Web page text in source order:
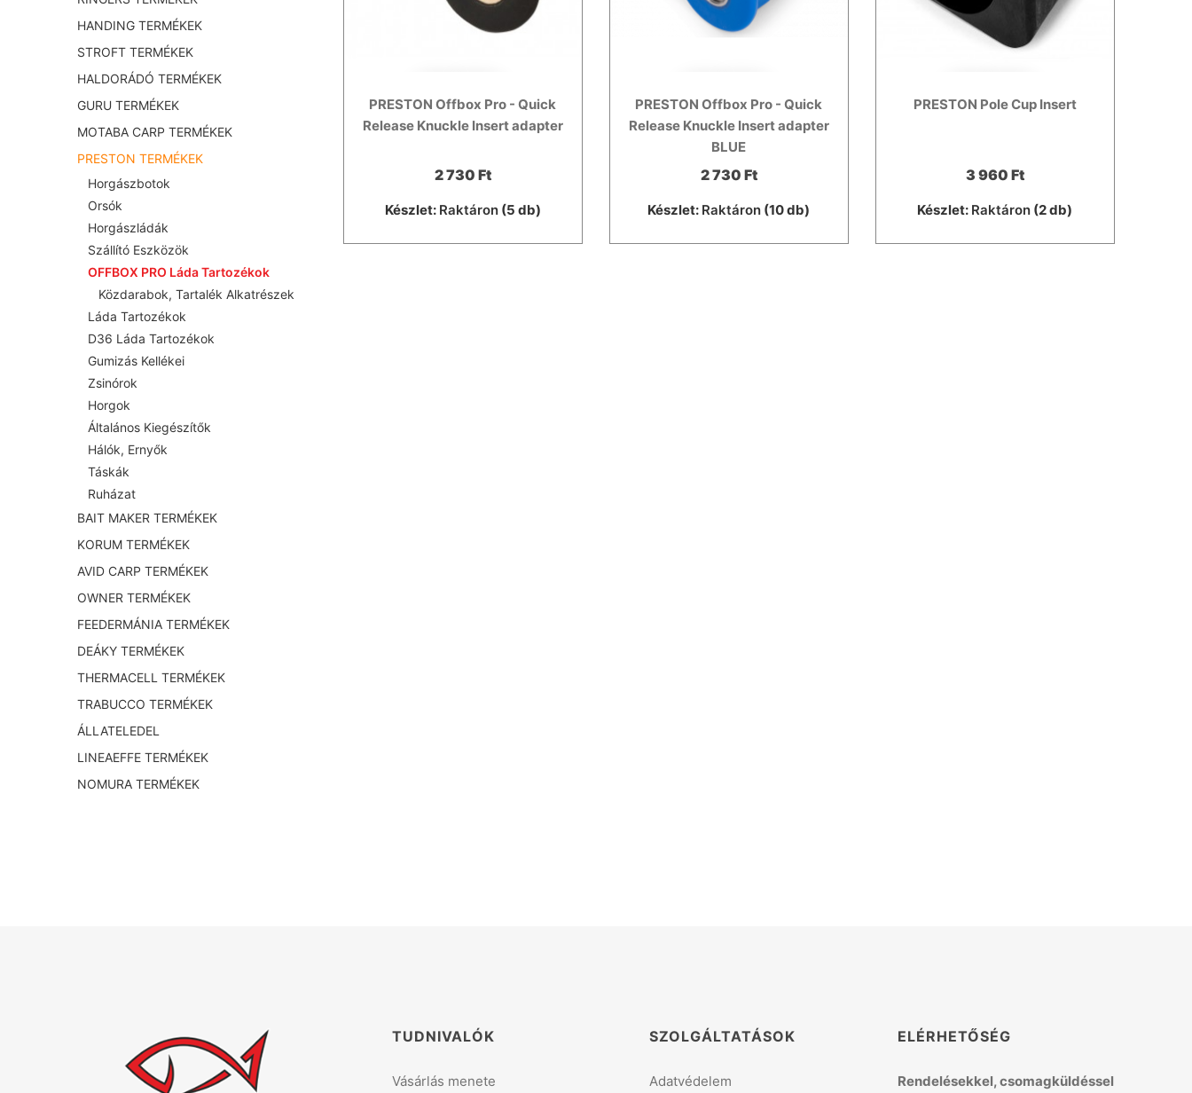
PRESTON Offbox Pro - Quick
Release Knuckle Insert adapter
2 730 Ft
Készlet: Raktáron(5 db)
PRESTON Offbox Pro - Quick
Release Knuckle Insert adapter
BLUE
2 730 Ft
Készlet: Raktáron (10 db)
PRESTON Pole Cup Insert
3 960 Ft
Készlet: Raktáron (2 db)
HANDING TERMÉKEK
STROFT TERMÉKEK
HALDORÁDÓ TERMÉKEK
GURU TERMÉKEK
MOTABA CARP TERMÉKEK
PRESTON TERMÉKEK
Horgászbotok
Orsók
Horgászládák
Szállító Eszközök
OFFBOX PRO Láda Tartozékok
Közdarabok, Tartalék Alkatrészek
Láda Tartozékok
D36 Láda Tartozékok
Gumizás Kellékei
Zsinórok
Horgok
Általános Kiegészítők
Hálók, Ernyők
Táskák
Ruházat
BAIT MAKER TERMÉKEK
KORUM TERMÉKEK
AVID CARP TERMÉKEK
OWNER TERMÉKEK
FEEDERMÁNIA TERMÉKEK
DEÁKY TERMÉKEK
THERMACELL TERMÉKEK
TRABUCCO TERMÉKEK
ÁLLATELEDEL
LINEAEFFE TERMÉKEK
NOMURA TERMÉKEK
TUDNIVALÓK
Vásárlás menete
SZOLGÁLTATÁSOK
Adatvédelem
ELÉRHETŐSÉG
Rendelésekkel, csomagküldéssel